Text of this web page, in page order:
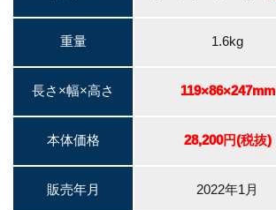
重量 1.6kg
長さ×幅×高さ 119×86×247mm
本体価格 28,200円(税抜)
販売年月 2022年1月